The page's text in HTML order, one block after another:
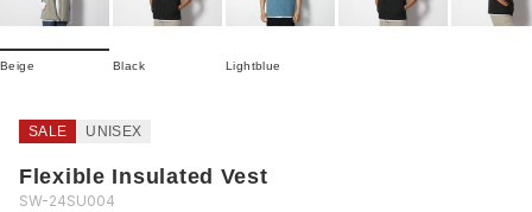
Beige Black Lightblue
SALE UNISEX
Flexible Insulated Vest
SW-24SU004